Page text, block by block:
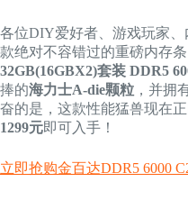
各位DIY爱好者、游戏玩家
款绝对不容错过的重磅内存
32GB(16GBX2)套装 DDR5
捧的海力士A-die颗粒 ，并拥
奋的是，这款性能猛兽现在正
1299元即可入手！
立即抢购金百达DDR5 6000